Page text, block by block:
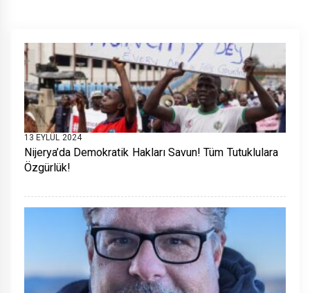
13 EYLÜL 2024
Nijerya’da Demokratik Hakları Savun! Tüm Tutuklulara
Özgürlük!